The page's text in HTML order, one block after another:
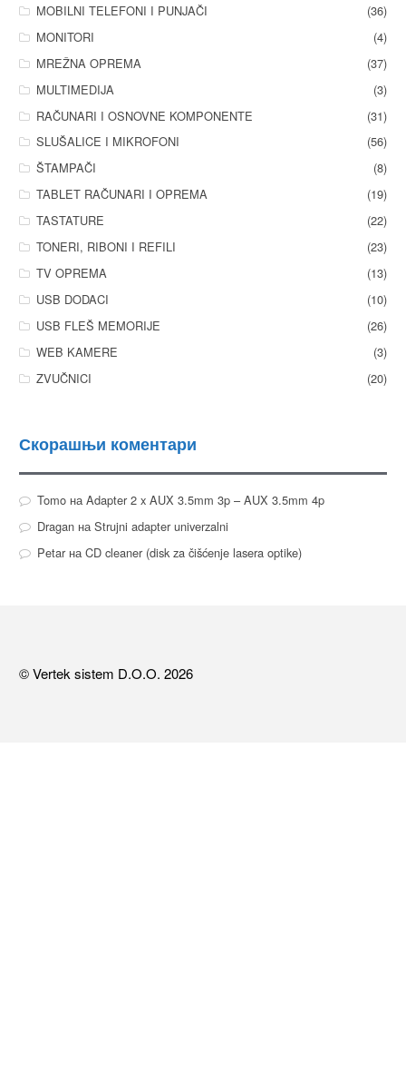
MOBILNI TELEFONI I PUNJAČI
(36)
MONITORI
(4)
MREŽNA OPREMA
(37)
MULTIMEDIJA
(3)
RAČUNARI I OSNOVNE KOMPONENTE
(31)
SLUŠALICE I MIKROFONI
(56)
ŠTAMPAČI
(8)
TABLET RAČUNARI I OPREMA
(19)
TASTATURE
(22)
TONERI, RIBONI I REFILI
(23)
TV OPREMA
(13)
USB DODACI
(10)
USB FLEŠ MEMORIJE
(26)
WEB KAMERE
(3)
ZVUČNICI
(20)
Скорашњи коментари
TomoнаAdapter 2 x AUX 3.5mm 3p – AUX 3.5mm 4p
DraganнаStrujni adapter univerzalni
PetarнаCD cleaner (disk za čišćenje lasera optike)
© Vertek sistem D.O.O. 2026